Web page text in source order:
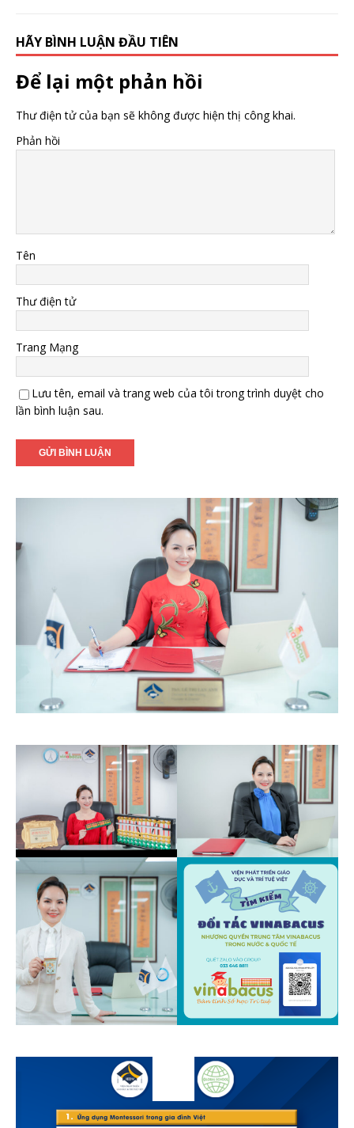
HÃY BÌNH LUẬN ĐẦU TIÊN
Để lại một phản hồi
Thư điện tử của bạn sẽ không được hiện thị công khai.
Phản hồi
Tên
Thư điện tử
Trang Mạng
Lưu tên, email và trang web của tôi trong trình duyệt cho
lần bình luận sau.